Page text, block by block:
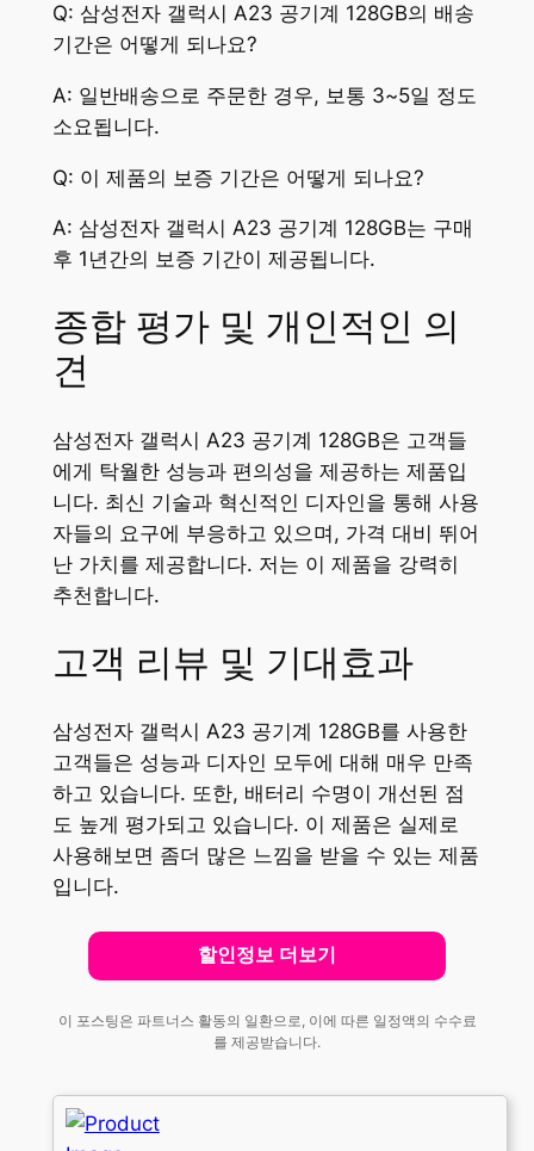
Q: 삼성전자 갤럭시 A23 공기계 128GB의 배송
기간은 어떻게 되나요?
A: 일반배송으로 주문한 경우, 보통 3~5일 정도
소요됩니다.
Q: 이 제품의 보증 기간은 어떻게 되나요?
A: 삼성전자 갤럭시 A23 공기계 128GB는 구매
후 1년간의 보증 기간이 제공됩니다.
종합 평가 및 개인적인 의
견
삼성전자 갤럭시 A23 공기계 128GB은 고객들
에게 탁월한 성능과 편의성을 제공하는 제품입
니다. 최신 기술과 혁신적인 디자인을 통해 사용
자들의 요구에 부응하고 있으며, 가격 대비 뛰어
난 가치를 제공합니다. 저는 이 제품을 강력히
추천합니다.
고객 리뷰 및 기대효과
삼성전자 갤럭시 A23 공기계 128GB를 사용한
고객들은 성능과 디자인 모두에 대해 매우 만족
하고 있습니다. 또한, 배터리 수명이 개선된 점
도 높게 평가되고 있습니다. 이 제품은 실제로
사용해보면 좀더 많은 느낌을 받을 수 있는 제품
입니다.
할인정보 더보기
이 포스팅은 파트너스 활동의 일환으로, 이에 따른 일정액의 수수료
를 제공받습니다.